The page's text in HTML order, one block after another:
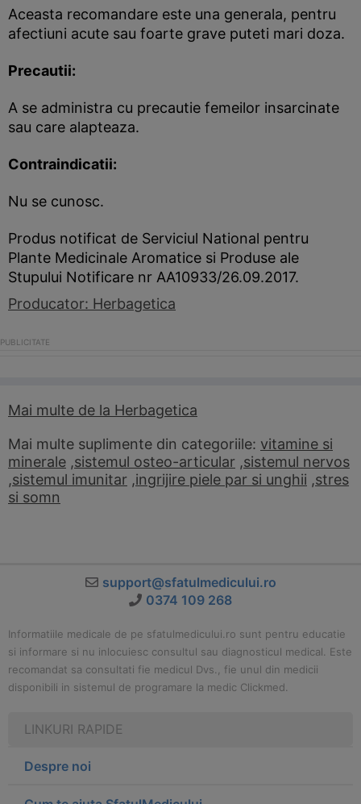
Aceasta recomandare este una generala, pentru
afectiuni acute sau foarte grave puteti mari doza.
Precautii:
A se administra cu precautie femeilor insarcinate
sau care alapteaza.
Contraindicatii:
Nu se cunosc.
Produs notificat de Serviciul National pentru
Plante Medicinale Aromatice si Produse ale
Stupului Notificare nr AA10933/26.09.2017.
Producator: Herbagetica
Mai multe de la Herbagetica
Mai multe suplimente din categoriile: vitamine si
minerale ,sistemul osteo-articular ,sistemul nervos
,sistemul imunitar ,ingrijire piele par si unghii ,stres
si somn
support@sfatulmedicului.ro
0374 109 268
Informatiile medicale de pe sfatulmedicului.ro sunt pentru educatie
si informare si nu inlocuiesc consultul sau diagnosticul medical. Este
recomandat sa consultati fie medicul Dvs., fie unul din medicii
disponibili in sistemul de programare la medic Clickmed.
LINKURI RAPIDE
Despre noi